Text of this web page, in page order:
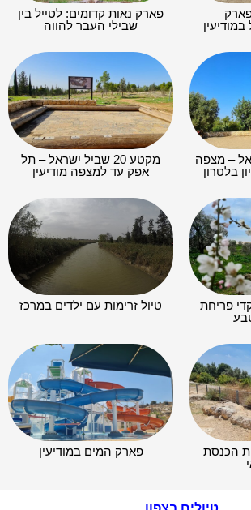
במודיעין
פארק נאות קדומים: לטייל בין
שבילי העבר להווה
ישראל – מצפה
בלטרון
מקטע 20 שביל ישראל – תל
אפק עד למצפה מודיעין
פריחת
טיול זרימות עם ילדים במרכז
הכנסת
פארק המים במודיעין